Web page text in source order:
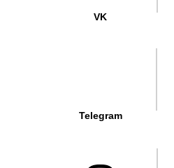
VK
Telegram